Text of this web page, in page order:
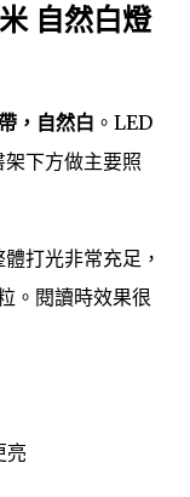
自然白燈
，自然白 。LED
下方做主要照
打光非常充足，
。閱讀時效果很
亮